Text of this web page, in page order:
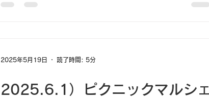
1日！ 🍓芝生の上でのんびり楽しむ「ピクニックマルシ
2025.6.1）ピクニックマルシェ
2025年5月19日 読了時間: 5分